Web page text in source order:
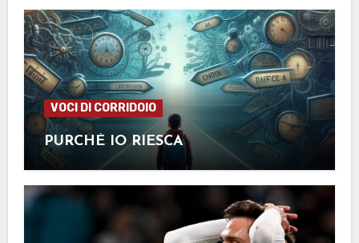
VOCI DI CORRIDOIO
PURCHÉ IO RIESCA